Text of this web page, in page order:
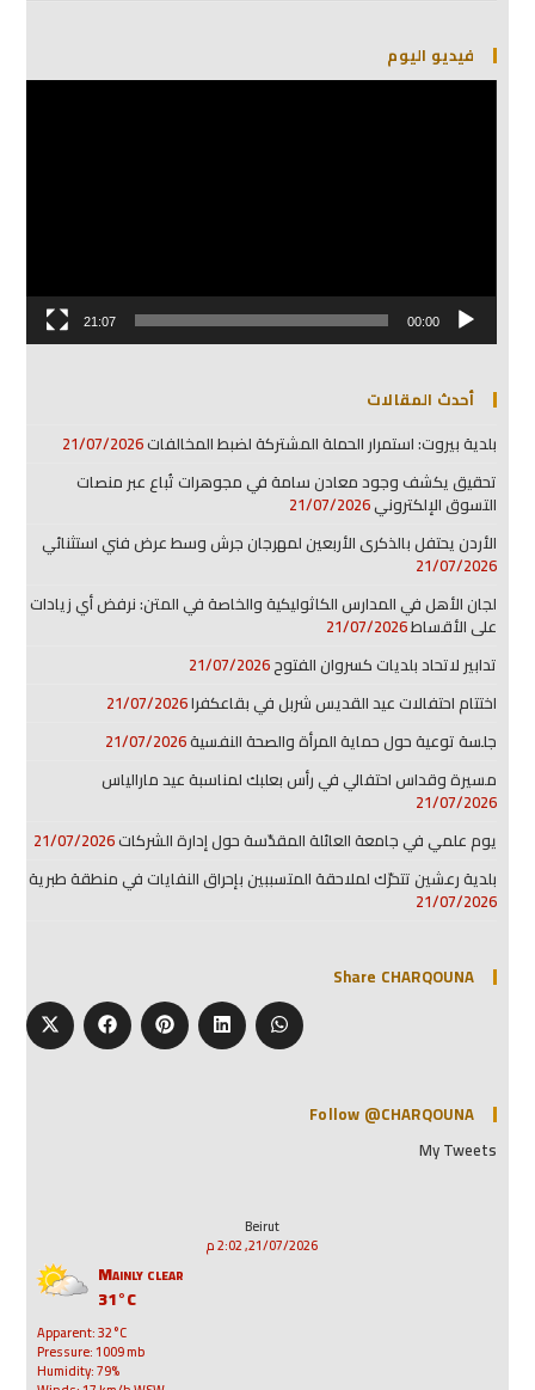
فيديو اليوم
مشغل
00:00
21:07
أحدث المقالات
بلدية بيروت: استمرار الحملة المشتركة لضبط المخالفات21/07/2026
تحقيق يكشف وجود معادن سامة في مجوهرات تُباع عبر منصات
التسوق الإلكتروني21/07/2026
الأردن يحتفل بالذكرى الأربعين لمهرجان جرش وسط عرض فني استثنائي
21/07/2026
لجان الأهل في المدارس الكاثوليكية والخاصة في المتن: نرفض أي زيادات
على الأقساط21/07/2026
تدابير لاتحاد بلديات كسروان الفتوح21/07/2026
اختتام احتفالات عيد القديس شربل في بقاعكفرا21/07/2026
جلسة توعية حول حماية المرأة والصحة النفسية21/07/2026
مسيرة وقداس احتفالي في رأس بعلبك لمناسبة عيد مارالياس
21/07/2026
يوم علمي في جامعة العائلة المقدّسة حول إدارة الشركات21/07/2026
بلدية رعشين تتحرّك لملاحقة المتسببين بإحراق النفايات في منطقة طبرية
21/07/2026
Share CHARQOUNA
Follow @CHARQOUNA
My Tweets
Beirut
21/07/2026, 2:02 م
Mainly clear
31°C
Apparent: 32°C
Pressure: 1009 mb
Humidity: 79%